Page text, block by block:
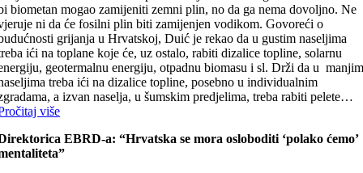
biometan mogao zamijeniti zemni plin, no da ga nema dovoljno. Ne
ni da će fosilni plin biti zamijenjen vodikom. Govoreći o
grijanja u Hrvatskoj, Duić je rekao da u gustim naseljima
ići na toplane koje će, uz ostalo, rabiti dizalice topline, solarnu
geotermalnu energiju, otpadnu biomasu i sl. Drži da u
treba ići na dizalice topline, posebno u individualnim
a izvan naselja, u šumskim predjelima, treba rabiti pelete…
više
EBRD-a: “Hrvatska se mora osloboditi ‘polako ćemo’